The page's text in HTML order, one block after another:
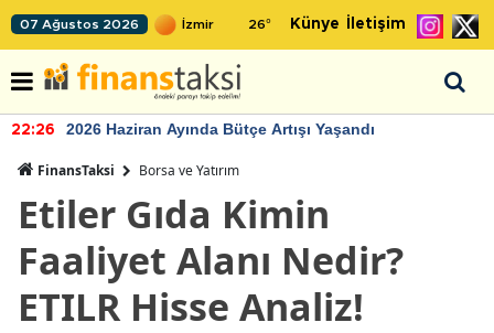
07 Ağustos 2026 26° Künye İletişim
22:26 2026 Haziran Ayında Bütçe Artışı Yaşandı
FinansTaksi Borsa ve Yatırım
Etiler Gıda Kimin
Faaliyet Alanı Nedir?
ETILR Hisse Analiz!